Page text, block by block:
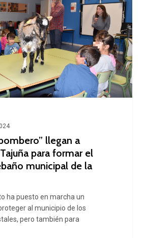
llegan a
para formar el
municipal de la
ha puesto en marcha un
al municipio de los
pero también para